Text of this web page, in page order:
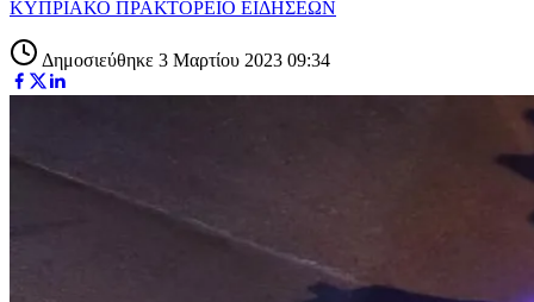
ΚΥΠΡΙΑΚΟ ΠΡΑΚΤΟΡΕΙΟ ΕΙΔΗΣΕΩΝ
Δημοσιεύθηκε 3 Μαρτίου 2023 09:34